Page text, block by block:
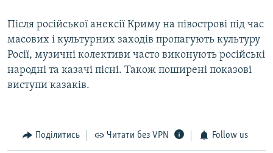
Після російської анексії Криму на півострові під час
масових і культурних заходів пропагують культуру
Росії, музичні колективи часто виконують російські
народні та казачі пісні. Також поширені показові
виступи казаків.
Поділитись Читати без VPN Follow us